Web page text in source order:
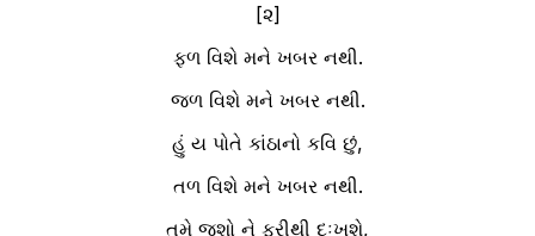
[૨]
ફળ વિશે મને ખબર નથી.
જળ વિશે મને ખબર નથી.
હું ય પોતે કાંઠાનો કવિ છું,
તળ વિશે મને ખબર નથી.
તમે જશો ને ફરીથી દુઃખશે,